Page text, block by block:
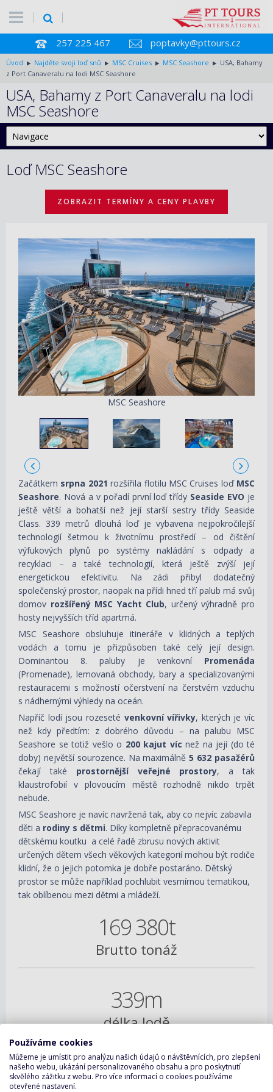
257 225 467 poptavky@pttours.cz
Úvod Najděte svoji loď snů MSC Cruises MSC Seashore
USA, Bahamy
z Port Canaveralu na lodi MSC Seashore
USA, Bahamy z Port Canaveralu na lodi
MSC Seashore
Loď MSC Seashore
ZOBRAZIT TERMÍNY A CENY PLAVBY
MSC Seashore
Začátkem srpna 2021 rozšířila flotilu MSC Cruises loď MSC
Seashore. Nová a v pořadí první loď třídy Seaside EVO je
ještě větší a bohatší než její starší sestry třídy Seaside
Class. 339 metrů dlouhá loď je vybavena nejpokročilejší
technologií šetrnou k životnímu prostředí – od čištění
výfukových plynů po systémy nakládání s odpady a
recyklaci – a také technologií, která ještě zvýší její
energetickou efektivitu. Na zádi přibyl dodatečný
společenský prostor, naopak na přídi hned tří palub má svůj
domov rozšířený MSC Yacht Club, určený výhradně pro
hosty nejvyšších tříd apartmá.
MSC Seashore obsluhuje itineráře v klidných a teplých
vodách a tomu je přizpůsoben také celý její design.
Dominantou 8. paluby je venkovní Promenáda
(Promenade), lemovaná obchody, bary a specializovanými
restauracemi s možností očerstvení na čerstvém vzduchu
s nádhernými výhledy na oceán.
Napříč lodí jsou rozeseté venkovní vířivky, kterých je víc
než kdy předtím: z dobrého důvodu – na palubu MSC
Seashore se totiž vešlo o 200 kajut víc než na její (do té
doby) největší sourozence. Na maximálně5 632 pasažérů
čekají také prostornější veřejné prostory, a tak
klaustrofobií v plovoucím městě rozhodně nikdo trpět
nebude.
MSC Seashore je navíc navržená tak, aby co nejvíc zabavila
děti a rodiny s dětmi. Díky kompletně přepracovanému
dětskému koutku a celé řadě zbrusu nových aktivit
určených dětem všech věkových kategorií mohou být rodiče
klidní, že o jejich potomka je dobře postaráno. Dětský
prostor se může například pochlubit vesmírnou tematikou,
tak oblíbenou mezi dětmi a mládeží.
169 380t
Brutto tonáž
339m
délka lodě
41m
Používáme cookies
Můžeme je umístit pro analýzu našich údajů o návštěvnících, pro zlepšení
našeho webu, ukázání personalizovaného obsahu a pro poskytnutí
skvělého zážitku z webu. Pro více informací o cookies používáme
otevřené nastavení.